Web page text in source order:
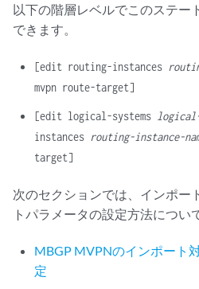
以下の階層レベルでこのステー
できます。
[edit routing-instances
mvpn route-target]
[edit logical-systems logical-
instances routing-instance-
target]
次のセクションでは、インポー
トパラメータの設定方法につい
MBGP MVPNのインポート
定